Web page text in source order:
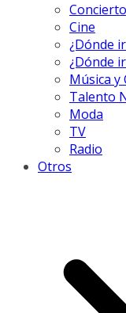
Cine
¿Dónde
¿Dónde
Música y
Talento
Moda
TV
Radio
Otros